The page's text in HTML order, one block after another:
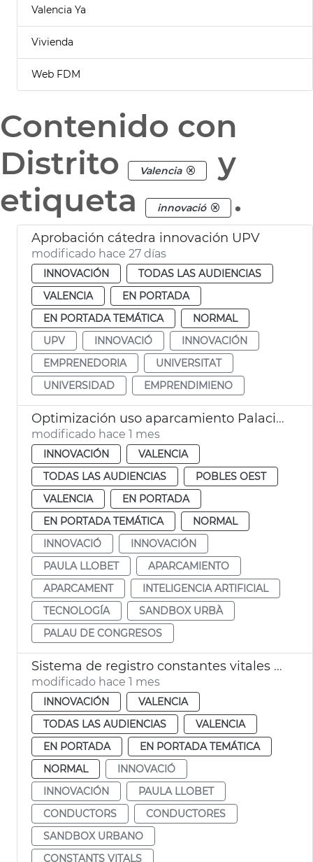
Valencia Ya
Vivienda
Web FDM
Contenido con
Distrito
Valencia
y
etiqueta
innovació .
Aprobación cátedra innovación UPV
modificado hace 27 días
INNOVACIÓN
TODAS LAS AUDIENCIAS
VALENCIA
EN PORTADA
EN PORTADA TEMÁTICA
NORMAL
UPV
INNOVACIÓ
INNOVACIÓN
EMPRENEDORIA
UNIVERSITAT
UNIVERSIDAD
EMPRENDIMIENO
Optimización uso aparcamiento Palacio de Congresos por el Sandbox Urbà
modificado hace 1 mes
INNOVACIÓN
VALENCIA
TODAS LAS AUDIENCIAS
POBLES OEST
VALENCIA
EN PORTADA
EN PORTADA TEMÁTICA
NORMAL
INNOVACIÓ
INNOVACIÓN
PAULA LLOBET
APARCAMIENTO
APARCAMENT
INTELIGENCIA ARTIFICIAL
TECNOLOGÍA
SANDBOX URBÀ
PALAU DE CONGRESOS
Sistema de registro constantes vitales conductores València
modificado hace 1 mes
INNOVACIÓN
VALENCIA
TODAS LAS AUDIENCIAS
VALENCIA
EN PORTADA
EN PORTADA TEMÁTICA
NORMAL
INNOVACIÓ
INNOVACIÓN
PAULA LLOBET
CONDUCTORS
CONDUCTORES
SANDBOX URBANO
CONSTANTS VITALS